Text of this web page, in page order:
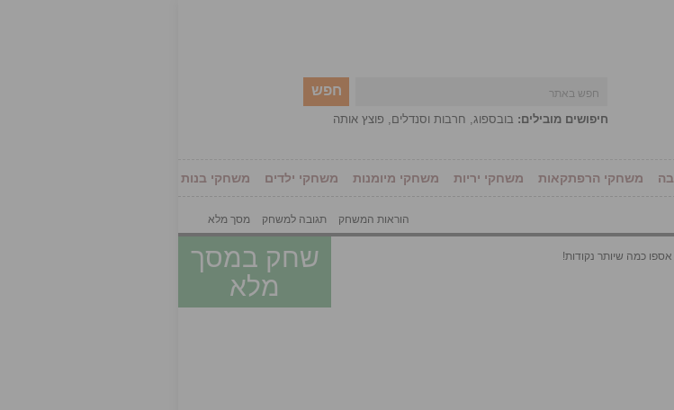
חפש
חיפושים מובילים: בובספוג, חרבות וסנדלים, פוצץ אותה
משחקי הרפתקאות משחקי יריות משחקי מיומנות משחקי ילדים משחקי בנות
מסך מלא תגובה למשחק הוראות המשחק
כמה שיותר נקודות!
שחק במסך
מלא